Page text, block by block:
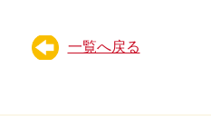
一覧へ戻る